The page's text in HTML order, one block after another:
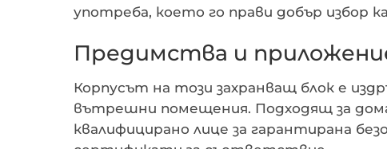
употреба, което го прави добър избор
Предимства и
Корпусът на този захранващ блок е
вътрешни помещения. Подходящ за
квалифицирано лице за гарантирана